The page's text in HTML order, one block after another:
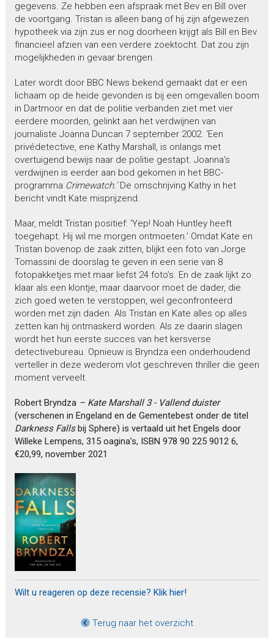
gegevens. Ze hebben een afspraak met Bev en Bill over
de voortgang. Tristan is alleen bang of hij zijn afgewezen
hypotheek via zijn zus er nog doorheen krijgt als Bill en Bev
financieel afzien van een verdere zoektocht. Dat zou zijn
mogelijkheden in gevaar brengen.
Later wordt door BBC News bekend gemaakt dat er een
lichaam op de heide gevonden is bij een omgevallen boom
in Dartmoor en dat de politie verbanden ziet met vier
eerdere moorden, gelinkt aan het verdwijnen van
journaliste Joanna Duncan 7 september 2002. ‘Een
privédetective, ene Kathy Marshall, is onlangs met
overtuigend bewijs naar de politie gestapt. Joanna’s
verdwijnen is eerder aan bod gekomen in het BBC-
programma Crimewatch.’De omschrijving Kathy in het
bericht vindt Kate misprijzend.
Maar, meldt Tristan positief: ‘Yep! Noah Huntley heeft
toegehapt. Hij wil me morgen ontmoeten.’ Omdat Kate en
Tristan bovenop de zaak zitten, blijkt een foto van Jorge
Tomassini de doorslag te geven in een serie van 8
fotopakketjes met maar liefst 24 foto’s. En de zaak lijkt zo
klaar als een klontje, maar daarvoor moet de dader, die
zich goed weten te verstoppen, wel geconfronteerd
worden met zijn daden. Als Tristan en Kate alles op alles
zetten kan hij ontmaskerd worden. Als ze daarin slagen
wordt het hun eerste succes van het kersverse
detectivebureau. Opnieuw is Bryndza een onderhoudend
verteller in deze wederom vlot geschreven thriller die geen
moment verveelt.
Robert Bryndza – Kate Marshall 3 - Vallend duister
(verschenen in Engeland en de Gementebest onder de titel
Darkness Fallsbij Sphere) is vertaald uit het Engels door
Willeke Lempens, 315 oagina’s, ISBN 978 90 225 9012 6,
€20,99, november 2021
Wilt u reageren op deze recensie? Klik hier!
Terug naar het overzicht